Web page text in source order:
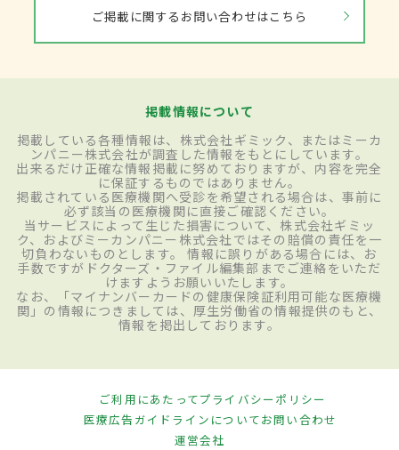
ご掲載に関するお問い合わせはこちら
掲載情報について
掲載している各種情報は、株式会社ギミック、またはミーカ
ンパニー株式会社が調査した情報をもとにしています。
出来るだけ正確な情報掲載に努めておりますが、内容を完全
に保証するものではありません。
掲載されている医療機関へ受診を希望される場合は、事前に
必ず該当の医療機関に直接ご確認ください。
当サービスによって生じた損害について、株式会社ギミッ
ク、およびミーカンパニー株式会社ではその賠償の責任を一
切負わないものとします。 情報に誤りがある場合には、お
手数ですがドクターズ・ファイル編集部までご連絡をいただ
けますようお願いいたします。
なお、「マイナンバーカードの健康保険証利用可能な医療機
関」の情報につきましては、厚生労働省の情報提供のもと、
情報を掲出しております。
ご利用にあたってプライバシーポリシー
医療広告ガイドラインについてお問い合わせ
運営会社